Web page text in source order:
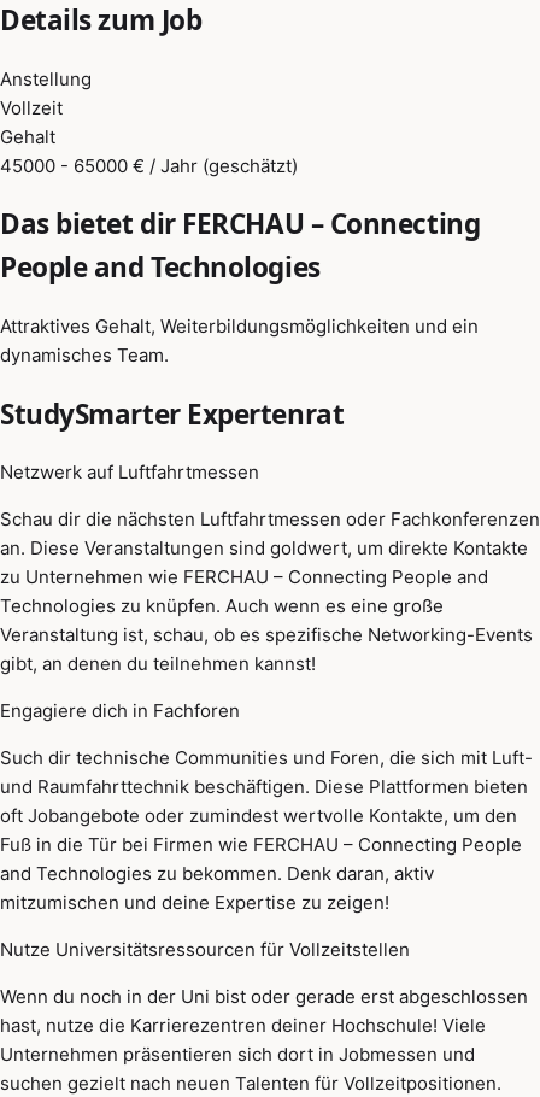
Details zum Job
Anstellung
Vollzeit
Gehalt
45000 - 65000 € / Jahr (geschätzt)
Das bietet dir FERCHAU – Connecting
People and Technologies
Attraktives Gehalt, Weiterbildungsmöglichkeiten und ein
dynamisches Team.
StudySmarter Expertenrat
Netzwerk auf Luftfahrtmessen
Schau dir die nächsten Luftfahrtmessen oder Fachkonferenzen
an. Diese Veranstaltungen sind goldwert, um direkte Kontakte
zu Unternehmen wie FERCHAU – Connecting People and
Technologies zu knüpfen. Auch wenn es eine große
Veranstaltung ist, schau, ob es spezifische Networking-Events
gibt, an denen du teilnehmen kannst!
Engagiere dich in Fachforen
Such dir technische Communities und Foren, die sich mit Luft-
und Raumfahrttechnik beschäftigen. Diese Plattformen bieten
oft Jobangebote oder zumindest wertvolle Kontakte, um den
Fuß in die Tür bei Firmen wie FERCHAU – Connecting People
and Technologies zu bekommen. Denk daran, aktiv
mitzumischen und deine Expertise zu zeigen!
Nutze Universitätsressourcen für Vollzeitstellen
Wenn du noch in der Uni bist oder gerade erst abgeschlossen
hast, nutze die Karrierezentren deiner Hochschule! Viele
Unternehmen präsentieren sich dort in Jobmessen und
suchen gezielt nach neuen Talenten für Vollzeitpositionen.